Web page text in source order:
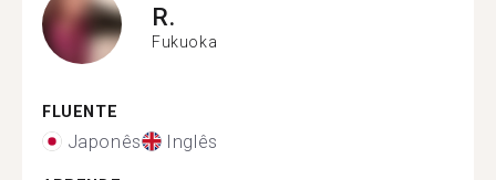
R.
Fukuoka
FLUENTE
Japonês Inglês